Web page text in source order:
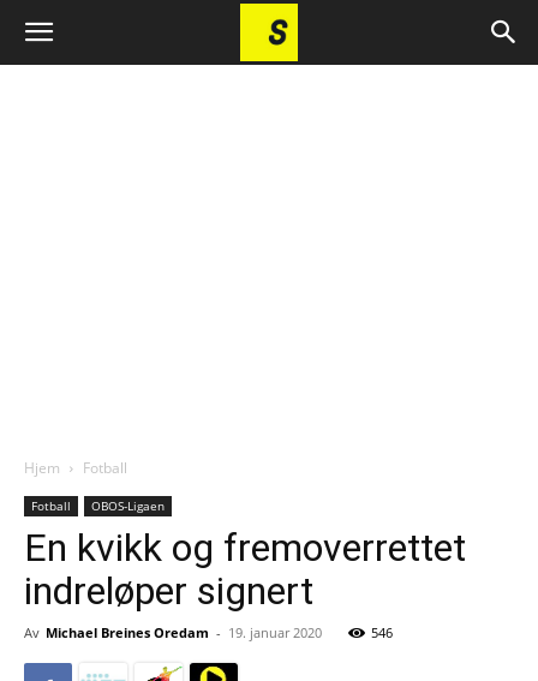
Hjem Fotball
Fotball OBOS-Ligaen
En kvikk og fremoverrettet
indreløper signert
Av Michael Breines Oredam - 19. januar 2020 546